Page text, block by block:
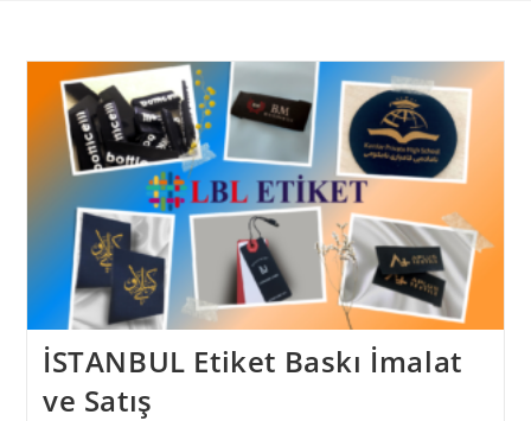
İSTANBUL Etiket Baskı İmalat
ve Satış